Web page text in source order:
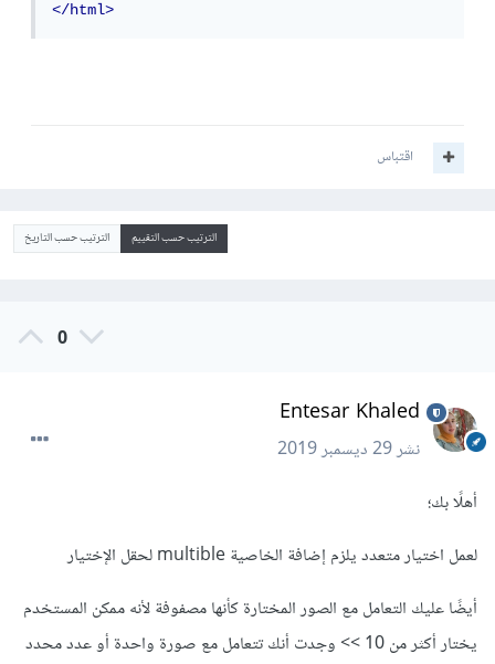
</html>
اقتباس
الترتيب حسب التقييم الترتيب حسب التاريخ
0
Entesar Khaled
نشر29 ديسمبر 2019
أهلًا بك؛
لعمل اختيار متعدد يلزم إضافة الخاصية multible لحقل الإختيار
أيضًا عليك التعامل مع الصور المختارة كأنها مصفوفة لأنه ممكن المستخدم
يختار أكثر من 10 >> وجدت أنك تتعامل مع صورة واحدة أو عدد محدد